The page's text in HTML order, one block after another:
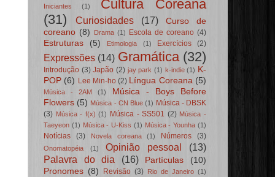
Iniciantes (1)
Cultura Coreana
(31)
Curiosidades (17)
Curso de
coreano (8) Drama (1) Escola de coreano (4)
Estruturas (5) Etimologia (1) Exercícios (2)
Expressões (14) Gramática (32)
Introdução (3) Japão (2) jay park (1) k-indie (1) K-
POP (6) Lee Min-ho (2) Língua Coreana (5)
Música - 2AM (1)
Música - Boys Before
Flowers (5) Música - CN Blue (1) Música - DBSK
(3) Música - f(x) (1) Música - SS501 (2) Música -
Taeyeon (1) Música - U-Kiss (1) Música - Younha (1)
Notícias (3) Novela coreana (1) Números (3)
Onomatopéia (1) Opinião pessoal
(13)
Palavra do dia
(16) Partículas
(10)
Pronomes (8) Revisão (3) Rio de Janeiro (1)